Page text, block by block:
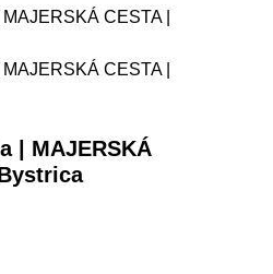
| MAJERSKÁ